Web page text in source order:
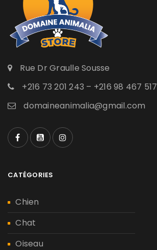
Rue Dr Graulle Sousse
+216 73 201 243 – +216 98 467 517
domaineanimalia@gmail.com
CATÉGORIES
Chien
Chat
Oiseau